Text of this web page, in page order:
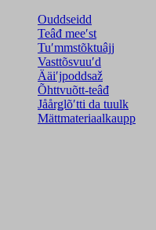
Ouddseidd
Teâđ meeʹst
Tuʹmmstõktuâjj
Vasttõsvuuʹd
Ääiʹjpoddsaž
Õhttvuõtt-teâđ
Jåårǥlõʹtti da tuulk
Mättmateriaalkaupp